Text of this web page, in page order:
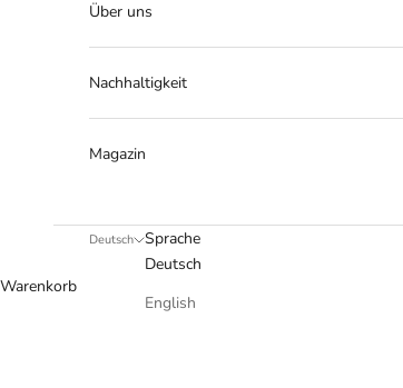
Über uns
Nachhaltigkeit
Magazin
Deutsch
Sprache
Deutsch
English
Warenkorb